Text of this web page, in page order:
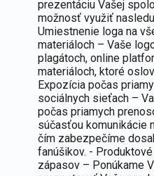
prezentáciu Vašej
možnosť využiť
Umiestnenie loga na
materiáloch – Vaše
plagátoch, online
materiáloch, ktoré
Expozícia počas
sociálnych sieťach –
počas priamych
súčasťou komunikácie
čím zabezpečíme
fanúšikov. -
zápasov – Ponúkame